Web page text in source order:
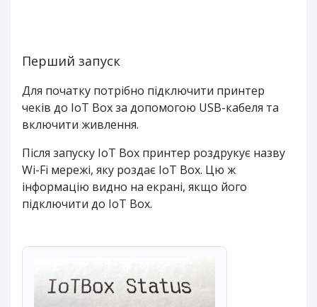
Перший запуск
Для початку потрібно підключити принтер
чеків до IoT Box за допомогою USB-кабеля та
включити живлення.
Після запуску IoT Box принтер роздрукує назву
Wi-Fi мережі, яку роздає IoT Box. Цю ж
інформацію видно на екрані, якщо його
підключити до IoT Box.